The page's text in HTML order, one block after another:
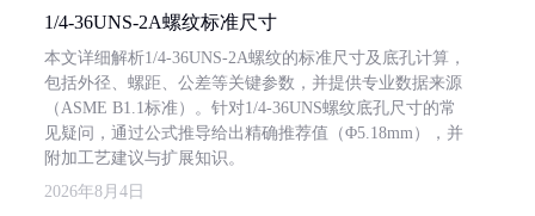
1/4-36UNS-2A螺纹标准尺寸
本文详细解析1/4-36UNS-2A螺纹的标准尺寸及底孔计算，
包括外径、螺距、公差等关键参数，并提供专业数据来源
（ASME B1.1标准）。针对1/4-36UNS螺纹底孔尺寸的常
见疑问，通过公式推导给出精确推荐值（Φ5.18mm），并
附加工艺建议与扩展知识。
2026年8月4日